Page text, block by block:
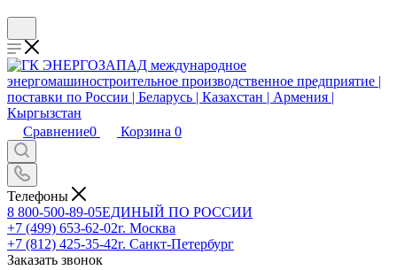
Сравнение0 Корзина 0
Телефоны
8 800-500-89-05ЕДИНЫЙ ПО РОССИИ
+7 (499) 653-62-02г. Москва
+7 (812) 425-35-42г. Санкт-Петербург
Заказать звонок